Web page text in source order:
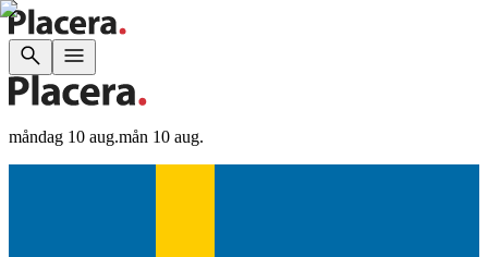
måndag 10 aug.mån 10 aug.